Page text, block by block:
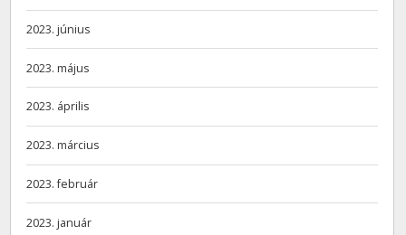
2023. június
2023. május
2023. április
2023. március
2023. február
2023. január